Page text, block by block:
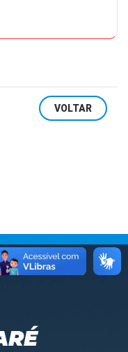
VOLTAR